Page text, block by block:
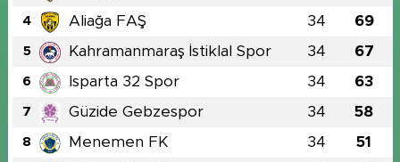
4 Aliağa FAŞ 34 69
5 Kahramanmaraş İstiklal Spor 34 67
6 Isparta 32 Spor 34 63
7 Güzide Gebzespor 34 58
8 Menemen FK 34 51